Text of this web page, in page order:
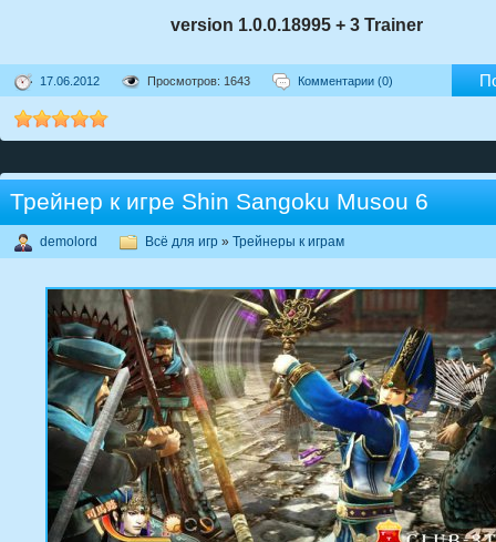
version 1.0.0.18995 + 3 Trainer
17.06.2012 Просмотров: 1643 Комментарии (0)
Трейнер к игре Shin Sangoku Musou 6
demolord Всё для игр » Трейнеры к играм